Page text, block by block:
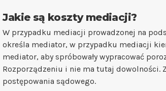
Jakie są koszty mediacji?
W przypadku mediacji prowadzonej na
określa mediator, w przypadku mediacji
mediator, aby spróbowały wypracować
Rozporządzeniu i nie ma tutaj dowolności.
postępowania sądowego.